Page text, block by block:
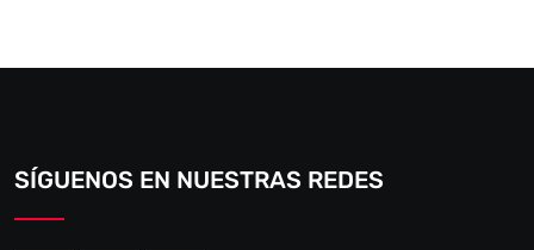
SÍGUENOS EN NUESTRAS REDES